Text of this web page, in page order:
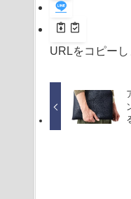
URLをコピーし